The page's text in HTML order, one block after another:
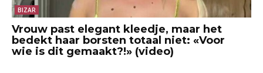
BIZAR
Vrouw past elegant kleedje, maar het
bedekt haar borsten totaal niet: «Voor
wie is dit gemaakt?!» (video)